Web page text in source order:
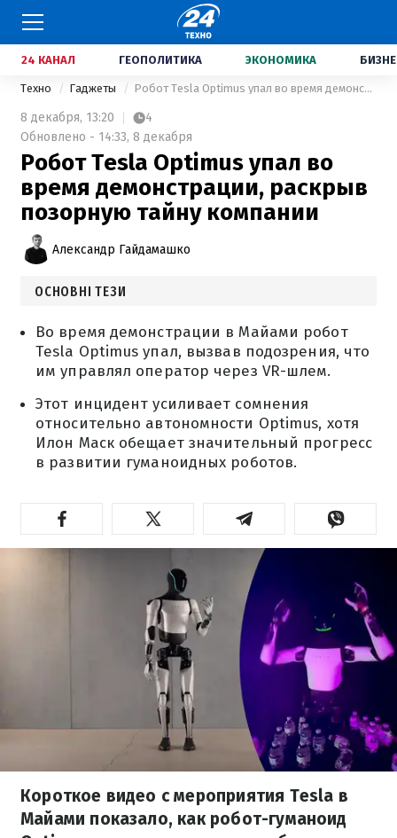
24 КАНАЛ ГЕОПОЛИТИКА ЭКОНОМИКА
Техно Гаджеты Робот Tesla Optimus упал во время демонстрации, раскрыв позорную тайну компании
8 декабря, 13:20
4
Обновлено - 14:33, 8 декабря
Робот Tesla Optimus упал во
время демонстрации, раскрыв
позорную тайну компании
Александр Гайдамашко
ОСНОВНІ ТЕЗИ
Во время демонстрации в Майами робот
Tesla Optimus упал, вызвав подозрения, что
им управлял оператор через VR-шлем.
Этот инцидент усиливает сомнения
относительно автономности Optimus, хотя
Илон Маск обещает значительный прогресс
в развитии гуманоидных роботов.
Короткое видео с мероприятия Tesla в
Майами показало, как робот-гуманоид